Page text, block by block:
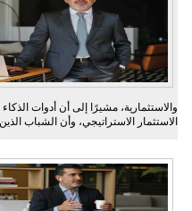
والاستثمارية، مشيرًا إلى أن أدوات
الاستثمار الاستراتيجي، وأن الشباب